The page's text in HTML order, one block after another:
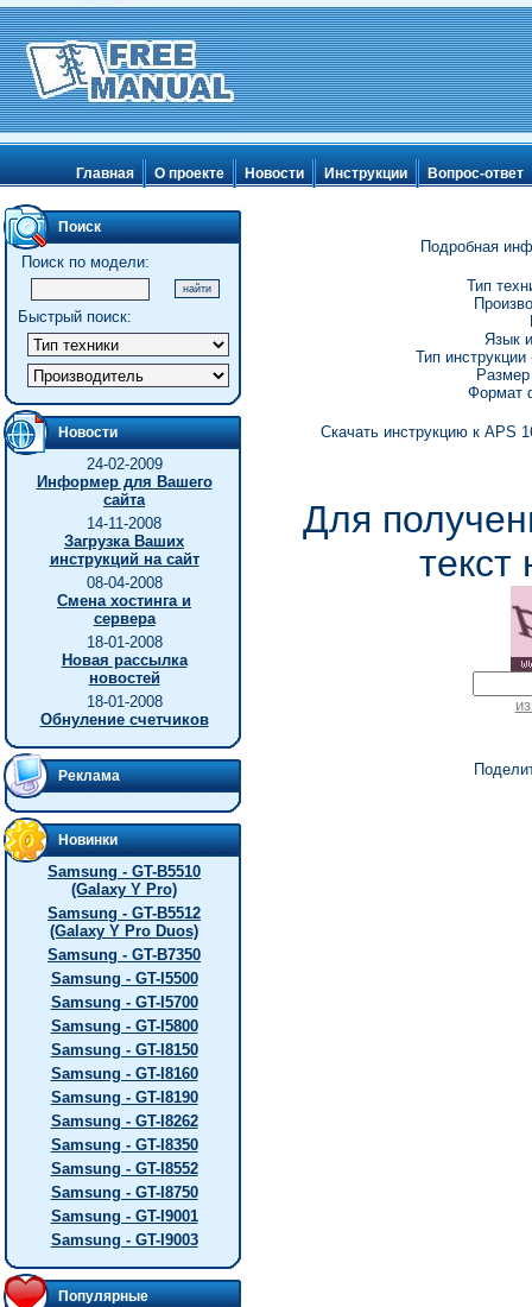
Главная О проекте Новости Инструкции Вопрос-ответ
Поиск
Поиск по модели:
Быстрый поиск:
Новости
24-02-2009
Информер для Вашего
сайта
14-11-2008
Загрузка Ваших
инструкций на сайт
08-04-2008
Смена хостинга и
сервера
18-01-2008
Новая рассылка
новостей
18-01-2008
Обнуление счетчиков
Реклама
Новинки
Samsung - GT-B5510
(Galaxy Y Pro)
Samsung - GT-B5512
(Galaxy Y Pro Duos)
Samsung - GT-B7350
Samsung - GT-I5500
Samsung - GT-I5700
Samsung - GT-I5800
Samsung - GT-I8150
Samsung - GT-I8160
Samsung - GT-I8190
Samsung - GT-I8262
Samsung - GT-I8350
Samsung - GT-I8552
Samsung - GT-I8750
Samsung - GT-I9001
Samsung - GT-I9003
Популярные
Подробная
Тип
Язык
Тип
Формат
Скачать инструкцию к APS
Для
текст